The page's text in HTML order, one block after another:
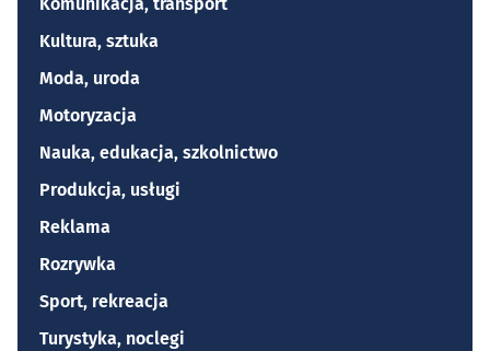
Komunikacja, transport
Kultura, sztuka
Moda, uroda
Motoryzacja
Nauka, edukacja, szkolnictwo
Produkcja, usługi
Reklama
Rozrywka
Sport, rekreacja
Turystyka, noclegi